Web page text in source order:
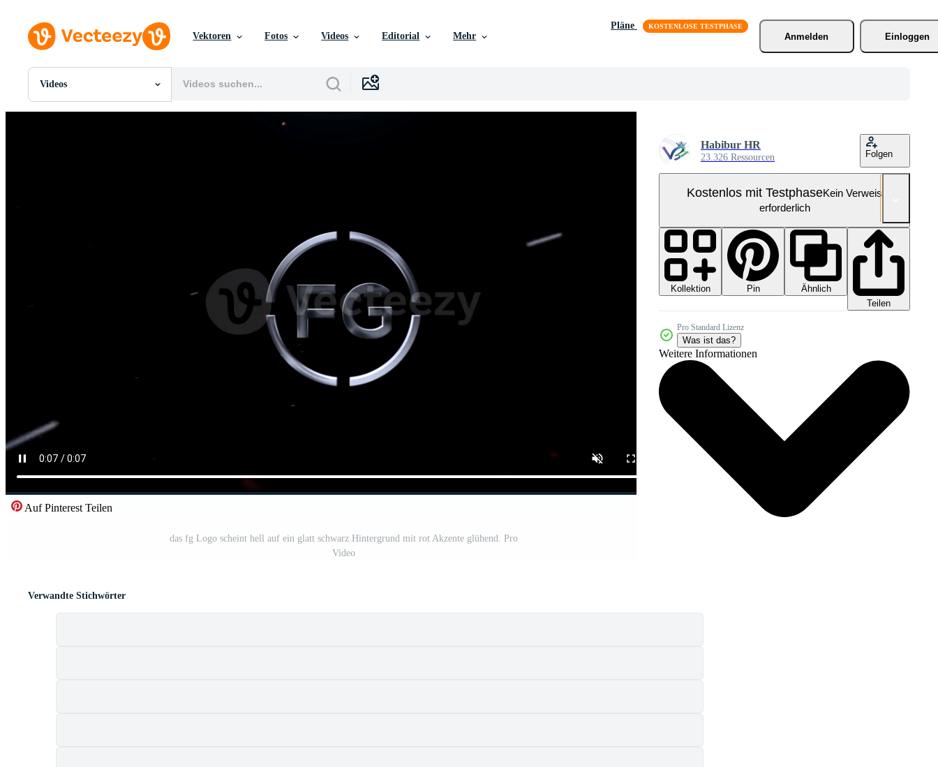
Vektoren Fotos Videos Editorial Mehr
Pläne
Anmelden
Einloggen
Videos
Alle Bilder
Auf Pinterest Teilen
das fg Logo scheint hell auf ein glatt schwarz Hintergrund mit rot Akzente glühend. Pro
Video
Habibur HR
23.326 Ressourcen Folgen
Kostenlos mit TestphaseKein Verweis
erforderlich
Kollektion Pin
Ähnlich
Teilen
Pro Standard Lizenz
Was ist das?
Weitere Informationen
Verwandte Stichwörter